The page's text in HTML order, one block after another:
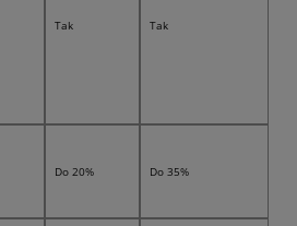
Tak Tak
Do 20% Do 35%